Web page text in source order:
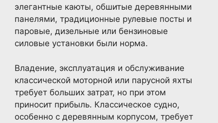
элегантные каюты, обшитые деревянными
панелями, традиционные рулевые посты и
паровые, дизельные или бензиновые
силовые установки были норма.
Владение, эксплуатация и обслуживание
классической моторной или парусной яхты
требует больших затрат, но при этом
приносит прибыль. Классическое судно,
особенно с деревянным корпусом, требует